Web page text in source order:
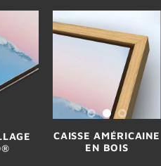
®
CAISSE AMÉRICAINE
EN BOIS